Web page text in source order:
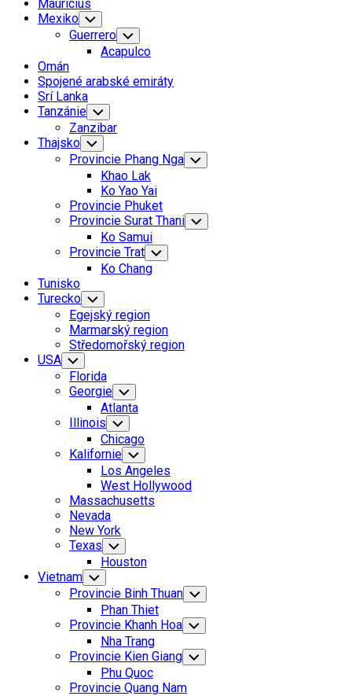
Mauricius
Mexiko Toggle
Child
Menu
Guerrero Toggle
Child
Menu
Acapulco
Omán
Spojené arabské emiráty
Srí Lanka
Tanzánie Toggle
Child
Menu
Zanzibar
Current
Page
Thajsko Toggle
Child
Menu
Provincie Phang Nga Toggle
Child
Khao Lak
Ko Yao Yai
Provincie Phuket
Provincie Surat Thani Toggle
Child
Ko Samui
Current
Page
Parent
Provincie Trat Toggle
Child
Menu
Current
Parent
Ko Chang
Tunisko
Turecko Toggle
Child
Menu
Egejský region
Marmarský region
Středomořský region
USA Toggle
Child
Menu
Florida
Georgie Toggle
Child
Menu
Atlanta
Illinois Toggle
Child
Menu
Chicago
Kalifornie Toggle
Child
Menu
Los Angeles
West Hollywood
Massachusetts
Nevada
New York
Texas Toggle
Child
Menu
Houston
Vietnam Toggle
Child
Menu
Provincie Binh Thuan Toggle
Child
Menu
Phan Thiet
Provincie Khanh Hoa Toggle
Child
Menu
Nha Trang
Provincie Kien Giang Toggle
Child
Phu Quoc
Provincie Quang Nam